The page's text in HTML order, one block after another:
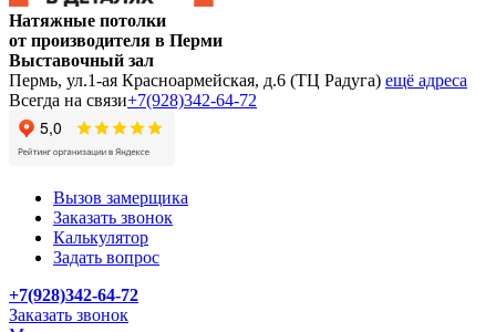
Натяжные потолки
от производителя в Перми
Выставочный зал
Пермь, ул.1-ая Красноармейская, д.6 (ТЦ Радуга) ещё адреса
Всегда на связи+7(928)342-64-72
Вызов замерщика
Заказать звонок
Калькулятор
Задать вопрос
+7(928)342-64-72
Заказать звонок